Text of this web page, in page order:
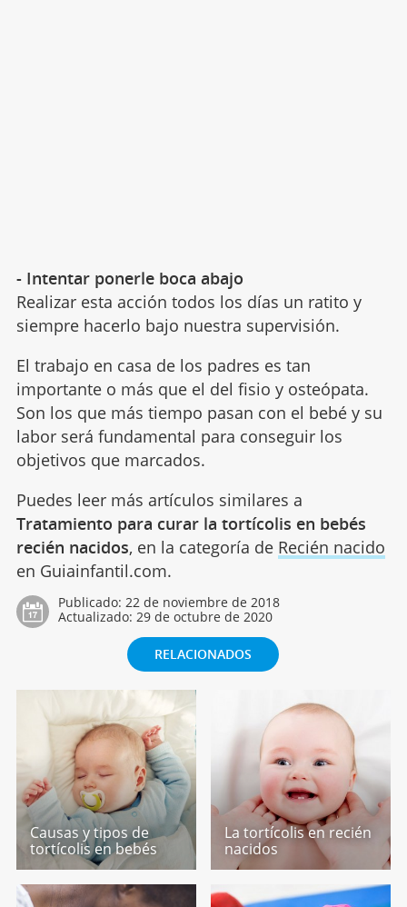
- Intentar ponerle boca abajo
Realizar esta acción todos los días un ratito y
siempre hacerlo bajo nuestra supervisión.
El trabajo en casa de los padres es tan
importante o más que el del fisio y osteópata.
Son los que más tiempo pasan con el bebé y su
labor será fundamental para conseguir los
objetivos que marcados.
Puedes leer más artículos similares a
Tratamiento para curar la tortícolis en bebés
recién nacidos, en la categoría de Recién nacido
en Guiainfantil.com.
Publicado: 22 de noviembre de 2018
Actualizado: 29 de octubre de 2020
RELACIONADOS
Causas y tipos de
tortícolis en bebés
La tortícolis en recién
nacidos